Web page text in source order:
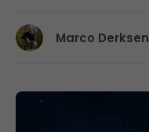
Marco Derksen